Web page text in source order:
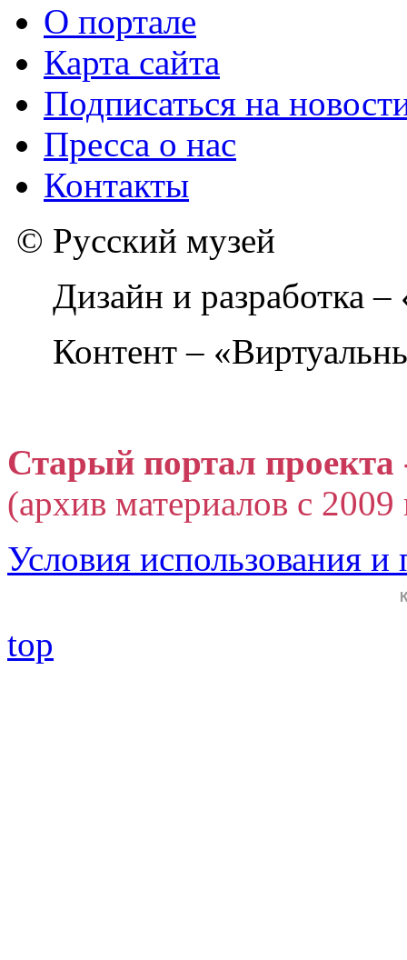
О портале
Карта сайта
Подписаться на
Пресса о нас
Контакты
© Русский музей
Дизайн и разработка
Контент –
Старый портал
(архив материалов с
Условия использования
top